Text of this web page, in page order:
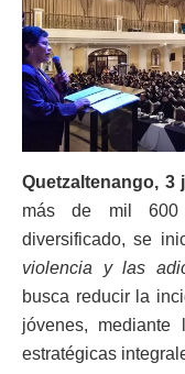
Quetzaltenango,
más de mil 600
diversificado, se
violencia y las
busca reducir la
jóvenes, mediante
estratégicas